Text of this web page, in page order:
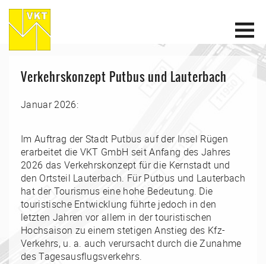
Verkehrskonzept Putbus und Lauterbach
Januar 2026:
Im Auftrag der Stadt Putbus auf der Insel Rügen
erarbeitet die VKT GmbH seit Anfang des Jahres
2026 das Verkehrskonzept für die Kernstadt und
den Ortsteil Lauterbach. Für Putbus und Lauterbach
hat der Tourismus eine hohe Bedeutung. Die
touristische Entwicklung führte jedoch in den
letzten Jahren vor allem in der touristischen
Hochsaison zu einem stetigen Anstieg des Kfz-
Verkehrs, u. a. auch verursacht durch die Zunahme
des Tagesausflugsverkehrs.